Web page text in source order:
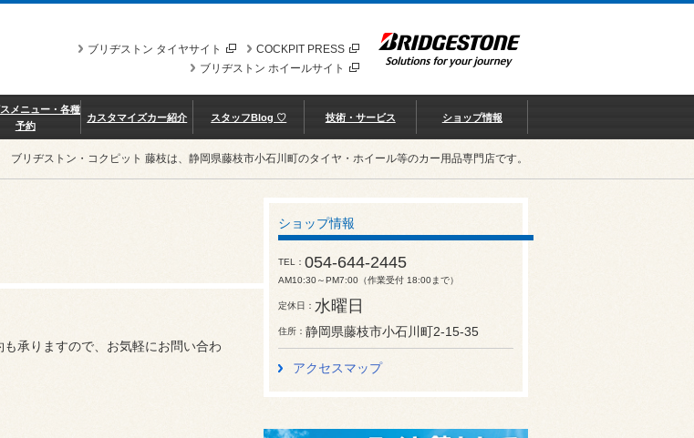
COCKPIT PRESS
ブリヂストン タイヤサイト
ブリヂストン ホイールサイト
メニュー・各種
予約
カスタマイズカー紹介 スタッフBlog ♡ 技術・サービス ショップ情報
ブリヂストン・コクピット 藤枝は、静岡県藤枝市小石川町のタイヤ・ホイール等のカー用品専門店です。
承りますので、お気軽にお問い合わ
ショップ情報
TEL 054-644-2445
AM10:30～PM7:00（作業受付 18:00まで）
定休日 水曜日
住所 静岡県藤枝市小石川町2-15-35
アクセスマップ